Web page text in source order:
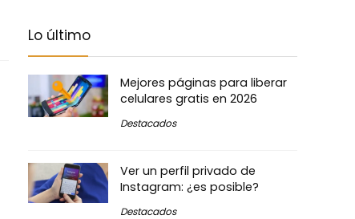
Lo último
Mejores páginas para liberar
celulares gratis en 2026
Destacados
Ver un perfil privado de
Instagram: ¿es posible?
Destacados